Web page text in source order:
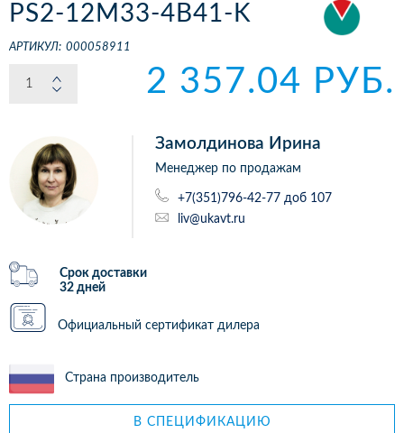
PS2-12M33-4B41-K
АРТИКУЛ: 000058911
2 357.04 РУБ.
Замолдинова Ирина
Менеджер по продажам
+7(351)796-42-77 доб 107
liv@ukavt.ru
Срок доставки
32 дней
Официальный сертификат дилера
Страна производитель
В СПЕЦИФИКАЦИЮ